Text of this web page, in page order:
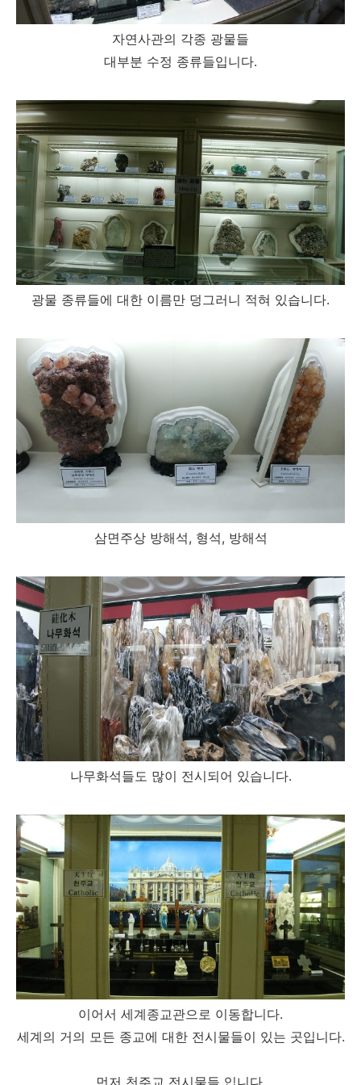
자연사관의 각종 광물들
대부분 수정 종류들입니다.
광물 종류들에 대한 이름만 덩그러니 적혀 있습니다.
삼면주상 방해석, 형석, 방해석
나무화석들도 많이 전시되어 있습니다.
이어서 세계종교관으로 이동합니다.
세계의 거의 모든 종교에 대한 전시물들이 있는 곳입니다.
먼저 천주교 전시물들 입니다.